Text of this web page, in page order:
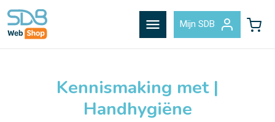
menu Mijn SDB
Kennismaking met |
Handhygiëne